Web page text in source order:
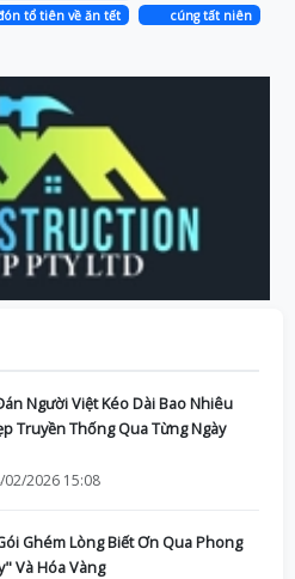
tổ tiên về ăn tết
cúng tất niên
Người Việt Kéo Dài Bao Nhiêu
Truyền Thống Qua Từng Ngày
02/2026 15:08
Ghém Lòng Biết Ơn Qua Phong
Và Hóa Vàng